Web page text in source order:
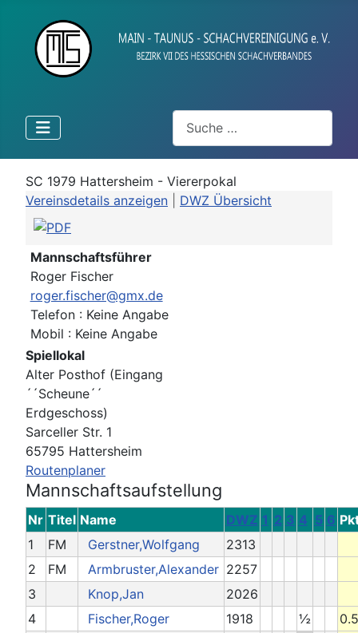
Suchen
SC 1979 Hattersheim - Viererpokal
Vereinsdetails anzeigen
DWZ Übersicht
Mannschaftsführer
Roger Fischer
roger.fischer@gmx.de
Telefon : Keine Angabe
Mobil : Keine Angabe
Spiellokal
Alter Posthof (Eingang
´´Scheune´´
Erdgeschoss)
Sarceller Str. 1
65795 Hattersheim
Routenplaner
Mannschaftsaufstellung
Nr Titel Name DWZ 1 2 3 4 5 6
1
FM Gerstner,Wolfgang
2313
2
FM Armbruster,Alexander 2257
3
Knop,Jan
2026
4
Fischer,Roger 1918 ½
0.5